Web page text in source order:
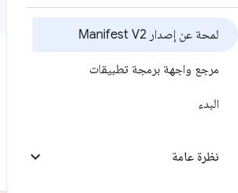
لمحة عن إصدار Manifest V2
مرجع واجهة برمجة تطبيقات
البدء
نظرة عامة